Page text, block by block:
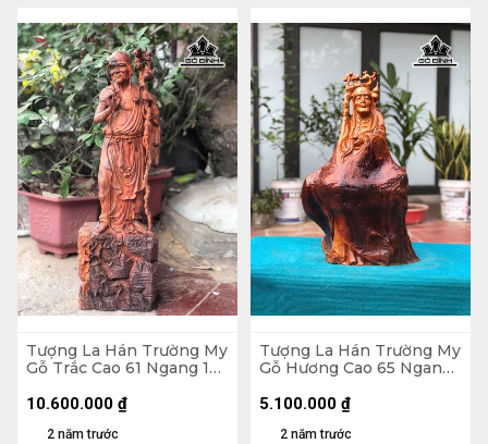
Tượng La Hán Trường My
Gỗ Trắc Cao 61 Ngang 19
2 năm trước
10.600.000 ₫
Tượng La Hán Trường My
Gỗ Hương Cao 65 Ngang
2 năm trước
5.100.000 ₫